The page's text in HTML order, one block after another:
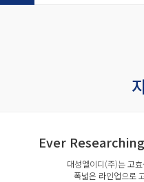
Ever
대성엘이디(주)는 고
폭넓은 라인업으로